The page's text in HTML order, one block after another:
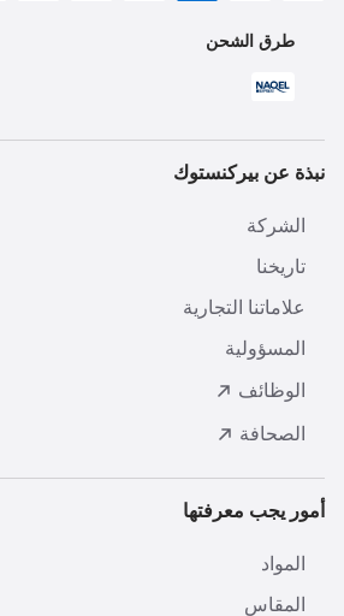
طرق الشحن
نبذة عن بيركنستوك
الشركة
تاريخنا
علاماتنا التجارية
المسؤولية
الوظائف
الصحافة
أمور يجب معرفتها
المواد
المقاس